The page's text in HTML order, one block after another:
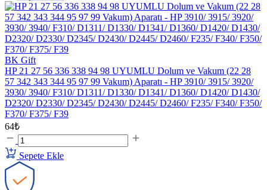
BK Gift
HP 21 27 56 336 338 94 98 UYUMLU Dolum ve Vakum (22 28
57 342 343 344 95 97 99 Vakum) Aparatı - HP 3910/ 3915/ 3920/
3930/ 3940/ F310/ D1311/ D1330/ D1341/ D1360/ D1420/ D1430/
D2320/ D2330/ D2345/ D2430/ D2445/ D2460/ F235/ F340/ F350/
F370/ F375/ F39
64₺
Sepete Ekle